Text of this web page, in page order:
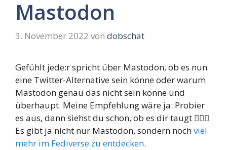
Mastodon
3. November 2022 von dobschat
Gefühlt jede:r spricht über Mastodon, ob es nun
eine Twitter-Alternative sein könne oder warum
Mastodon genau das nicht sein könne und
überhaupt. Meine Empfehlung wäre ja: Probier
es aus, dann siehst du schon, ob es dir taugt 🤷🏻‍♂️
Es gibt ja nicht nur Mastodon, sondern nochviel
mehr im Fediverse zu entdecken.